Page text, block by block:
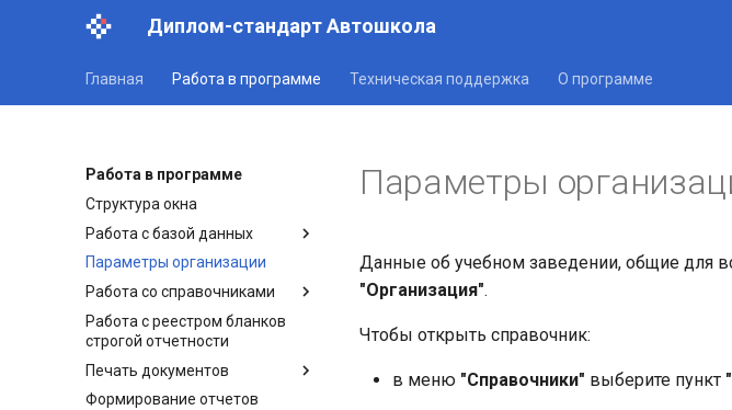
Диплом-стандарт Автошкола
Главная Работа в программе Техническая поддержка О программе
Работа в программе
Структура окна
Работа с базой данных
Параметры организации
Работа со справочниками
Работа с реестром бланков
строгой отчетности
Печать документов
Формирование отчетов
Параметры
Данные об учебном заведении, общие для
"Организация".
Чтобы открыть справочник:
в меню "Справочники" выберите пункт